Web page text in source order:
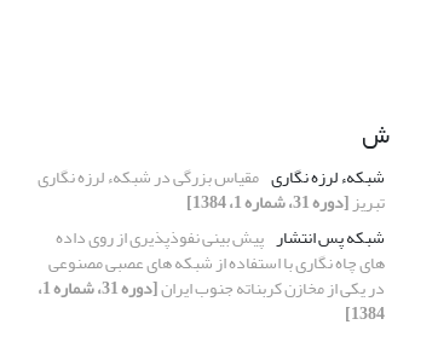
ش
شبکهء لرزه نگاری مقیاس بزرگی در شبکهء لرزه نگاری
تبریز[دوره 31، شماره 1، 1384]
شبکه پس انتشار پیش بینی نفوذپذیری از روی داده
های چاه نگاری با استفاده از شبکه های عصبی مصنوعی
در یکی از مخازن کربناته جنوب ایران [دوره 31، شماره 1،
1384]